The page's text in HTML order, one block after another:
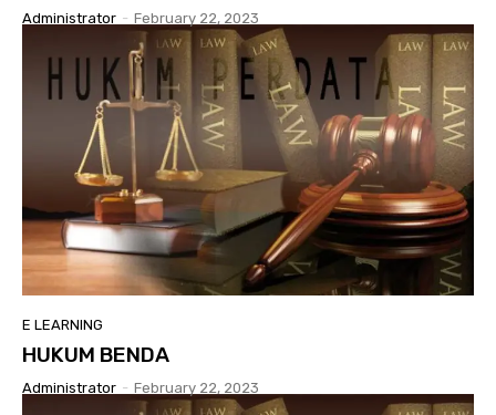
Administrator - February 22, 2023
E LEARNING
HUKUM BENDA
Administrator - February 22, 2023